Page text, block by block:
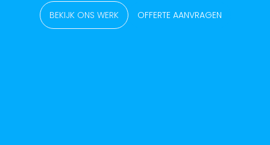
BEKIJK ONS WERK OFFERTE AANVRAGEN